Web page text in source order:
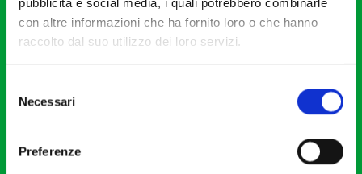
con altre informazioni che ha fornito loro o che hanno
raccolto dal suo utilizzo dei loro servizi.
delNecessari
Preferenze
20121 Milano